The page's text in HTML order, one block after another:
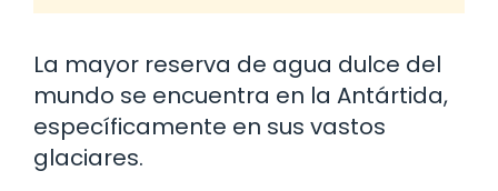
La mayor reserva de agua dulce del
mundo se encuentra en la Antártida,
específicamente en sus vastos
glaciares.